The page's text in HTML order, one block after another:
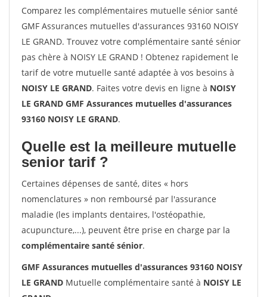
Comparez les complémentaires mutuelle sénior santé
GMF Assurances mutuelles d'assurances 93160 NOISY
LE GRAND. Trouvez votre complémentaire santé sénior
pas chère à NOISY LE GRAND ! Obtenez rapidement le
tarif de votre mutuelle santé adaptée à vos besoins à
NOISY LE GRAND. Faites votre devis en ligne à NOISY
LE GRAND GMF Assurances mutuelles d'assurances
93160 NOISY LE GRAND.
Quelle est la meilleure mutuelle
senior tarif ?
Certaines dépenses de santé, dites « hors
nomenclatures » non remboursé par l'assurance
maladie (les implants dentaires, l'ostéopathie,
acupuncture,...), peuvent être prise en charge par la
complémentaire santé sénior.
GMF Assurances mutuelles d'assurances 93160 NOISY
LE GRAND Mutuelle complémentaire santé à NOISY LE